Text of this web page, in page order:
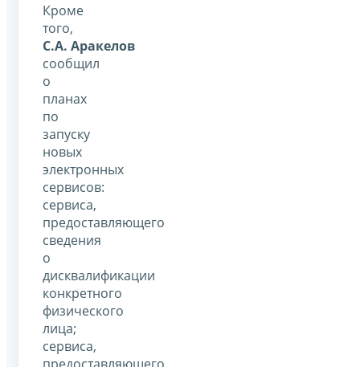
Кроме
того,
С.А. Аракелов
сообщил
о
планах
по
запуску
новых
электронных
сервисов:
сервиса,
предоставляющего
сведения
о
дисквалификации
конкретного
физического
лица;
сервиса,